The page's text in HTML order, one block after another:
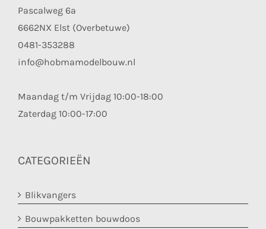
Pascalweg 6a
6662NX Elst (Overbetuwe)
0481-353288
info@hobmamodelbouw.nl
Maandag t/m Vrijdag 10:00-18:00
Zaterdag 10:00-17:00
CATEGORIEËN
Blikvangers
Bouwpakketten bouwdoos